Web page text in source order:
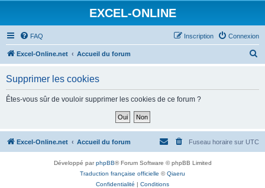
EXCEL-ONLINE
FAQ Connexion
Inscription
Excel-Online.net Accueil du forum
h
Supprimer les cookies
Êtes-vous sûr de vouloir supprimer les cookies de ce forum ?
Excel-Online.net Accueil du forum Fuseau horaire sur UTC
Développé parphpBB® Forum Software © phpBB Limited
Traduction française officielle ©Qiaeru
Confidentialité | Conditions